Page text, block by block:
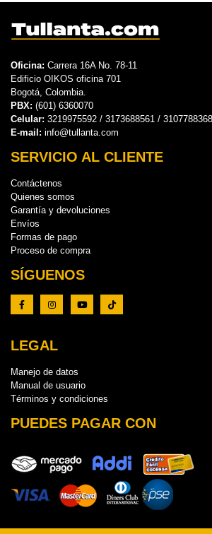
Oficina: Carrera 16A No. 78-11
Edificio OIKOS oficina 701
Bogotá, Colombia.
PBX: (601) 6360070
Celular: 3219975592 / 3173688561 /
E-mail: info@tullanta.com
SERVICIO AL CLIENTE
Contáctenos
Quienes somos
Garantía y devoluciones
Envíos
Formas de pago
Proceso de compra
SÍGUENOS
LEGAL
Manejo de datos
Manual de usuario
Términos y condiciones
PUEDES PAGAR CON